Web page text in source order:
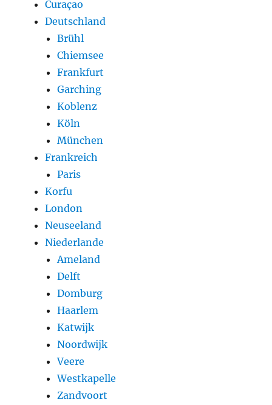
Curaçao
Deutschland
Brühl
Chiemsee
Frankfurt
Garching
Koblenz
Köln
München
Frankreich
Paris
Korfu
London
Neuseeland
Niederlande
Ameland
Delft
Domburg
Haarlem
Katwijk
Noordwijk
Veere
Westkapelle
Zandvoort